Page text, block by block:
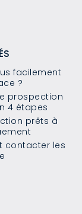
facilement
?
prospection
4 étapes
prêts à
contacter les